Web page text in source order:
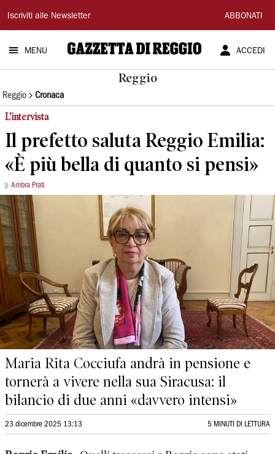
Gazzetta
di
Reggio
Iscriviti alle Newsletter ABBONATI
MENU ACCEDI
Reggio
Reggio Cronaca
L’intervista
Il prefetto saluta Reggio Emilia:
«È più bella di quanto si pensi»
Ambra Prati
Maria Rita Cocciufa andrà in pensione e
tornerà a vivere nella sua Siracusa: il
bilancio di due anni «davvero intensi»
23 dicembre 2025 13:13 5 MINUTI DI LETTURA